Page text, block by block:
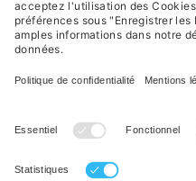
Déclaration de protection